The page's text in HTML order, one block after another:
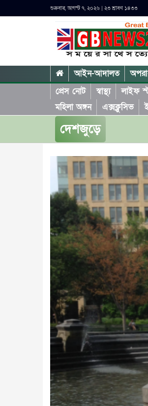
শুক্রবার, আগস্ট ৭, ২০২৬ | ২৩ শ্রাবণ ১৪৩৩
আইন-আদালত
প্রেস নোট
স্বাস্থ্য লাইফ
মহিলা অঙ্গন
এক্সক্লুসিভ
দেশজুড়ে